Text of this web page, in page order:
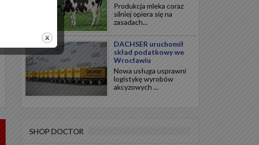
Produkcja mleka coraz
silniej opiera się na
zasadach...
DACHSER uruchomił
skład podatkowy we
Wrocławiu
Nowa usługa usprawni
logistykę wyrobów
akcyzowych ...
SHOP DOCTOR